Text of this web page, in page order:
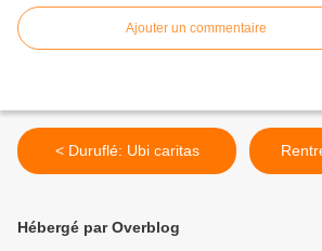
Ajouter un commentaire
< Duruflé: Ubi caritas
Hébergé par Overblog